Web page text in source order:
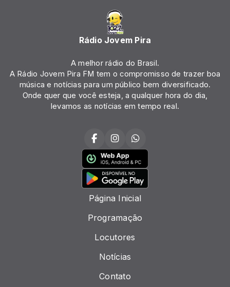
Rádio Jovem Pira
A melhor rádio do Brasil.
A Rádio Jovem Pira FM tem o compromisso de trazer boa
música e notícias para um público bem diversificado.
Onde quer que você esteja, a qualquer hora do dia,
levamos as notícias em tempo real.
Página Inicial
Programação
Locutores
Notícias
Contato